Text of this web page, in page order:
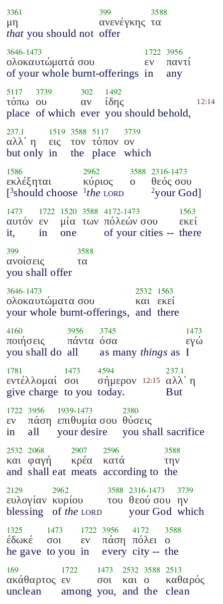
3361
μη
thatyou should not
399
ανενέγκης
offer
3588
τα
3646-1473
ολοκαυτώματά σου
of your whole burnt-offerings
1722
εν
in
3956
παντί
any
5117
τόπω
place
3739
ου
of which
302
αν
ever
1492
ίδης
you should behold,
12:14
237.1
αλλ΄ η
but only
1519
εις
in
3588
τον
the
5117
τόπον
place
3739
ον
which
1586
εκλέξηται
[3should choose
2962
κύριος
1 the lord
3588
ο
2316-1473
θεός σου
2your God]
1473
αυτόν
it,
1722
εν
in
1520
μία
one
3588
των
4172-1473
πόλεών σου
of your cities --
1563
εκεί
there
399
ανοίσεις
you shall offer
3588
τα
3646-1473
ολοκαυτώματα σου
your whole burnt-offerings,
2532
και
and
1563
εκεί
there
4160
ποιήσεις
you shall do
3956
πάντα
all
3745
όσα
as many things as
1473
εγώ
I
1781
εντέλλομαί
give charge
1473
σοι
to you
4594
σήμερον
today.
12:15
237.1
αλλ΄ η
But
1722
εν
in
3956
πάση
all
1939-1473
επιθυμία σου
your desire
2380
θύσεις
you shall sacrifice
2532
και
and
2068
φαγή
shall eat
2907
κρέα
meats
2596
κατά
according to
3588
την
the
2129
ευλογίαν
blessing
2962
κυρίου
of the lord
3588
του
2316-1473
θεού σου
your God
3739
ην
which
1325
έδωκέ
he gave
1473
σοι
to you
1722
εν
in
3956
πάση
every
4172
πόλει
city --
3588
ο
the
169
ακάθαρτος
unclean
1722
εν
among
1473
σοι
you,
2532
και
and
3588
ο
the
2513
καθαρός
clean